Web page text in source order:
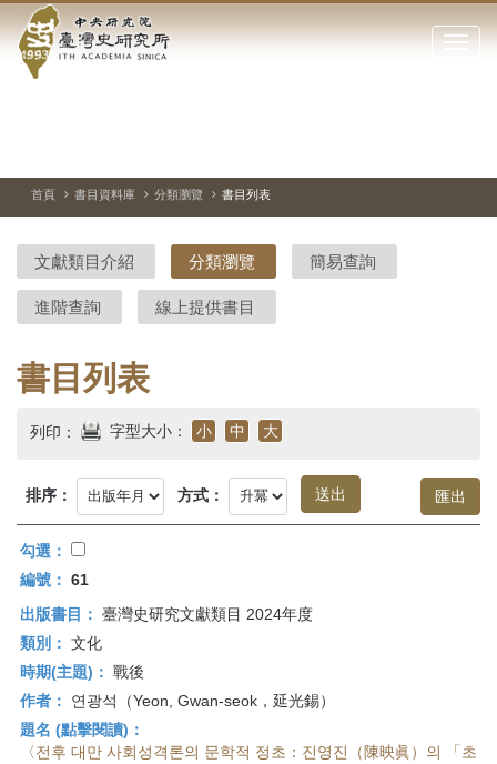
到中
央
院-
臺
灣
史
研
究
首
頁
點
閉
站
停、
圖
圖
結
首頁 書目資料庫 分類瀏覽 書目列表
文獻類目介紹 分類瀏覽 簡易查詢
進階查詢 線上提供書目
書目列表
列印： 字型大小： 小 中 大
排序： 方式：
勾選：
編號： 61
出版書目： 臺灣史研究文獻類目 2024年度
類別： 文化
時期(主題)： 戰後
作者：
연광석（Yeon, Gwan-seok，延光錫）
題名 (點擊閱讀)：
〈전후 대만 사회성격론의 문학적 정초：진영진（陳映眞）의 「초